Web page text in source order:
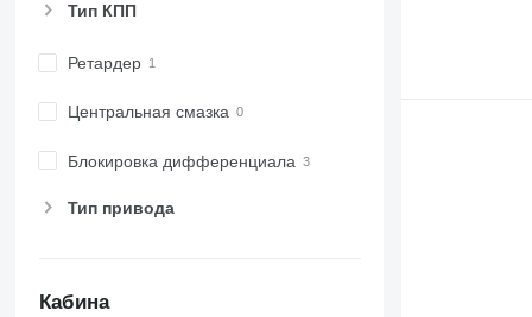
Тип КПП
Ретардер
Центральная смазка
Блокировка дифференциала
Тип привода
Кабина